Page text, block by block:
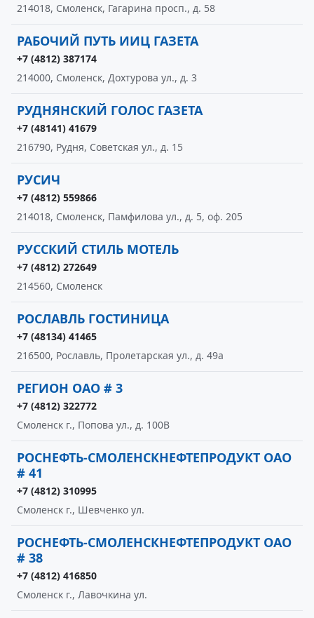
214018, Смоленск, Гагарина просп., д. 58
РАБОЧИЙ ПУТЬ ИИЦ ГАЗЕТА
+7 (4812) 387174
214000, Смоленск, Дохтурова ул., д. 3
РУДНЯНСКИЙ ГОЛОС ГАЗЕТА
+7 (48141) 41679
216790, Рудня, Советская ул., д. 15
РУСИЧ
+7 (4812) 559866
214018, Смоленск, Памфилова ул., д. 5, оф. 205
РУССКИЙ СТИЛЬ МОТЕЛЬ
+7 (4812) 272649
214560, Смоленск
РОСЛАВЛЬ ГОСТИНИЦА
+7 (48134) 41465
216500, Рославль, Пролетарская ул., д. 49а
РЕГИОН ОАО # 3
+7 (4812) 322772
Смоленск г., Попова ул., д. 100В
РОСНЕФТЬ-СМОЛЕНСКНЕФТЕПРОДУКТ ОАО
# 41
+7 (4812) 310995
Смоленск г., Шевченко ул.
РОСНЕФТЬ-СМОЛЕНСКНЕФТЕПРОДУКТ ОАО
# 38
+7 (4812) 416850
Смоленск г., Лавочкина ул.